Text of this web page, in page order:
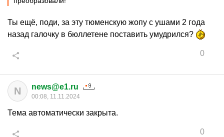
Ты ещё, поди, за эту тюменскую жопу с ушами 2 года
назад галочку в бюллетене поставить умудрился?
0
N news@e1.ru
00:08, 11.11.2024
Тема автоматически закрыта.
0